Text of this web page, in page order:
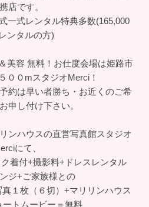
店です。
一式レンタル特典多数(165,000
ンタルの方)
美容 無料！お仕度会場は姫路市
００mスタジオMerci！
約は早い者勝ち・お近くのご希
申し付け下さい。
ンハウスの直営写真館スタジオ
にて、
着付+撮影料+ドレスレンタル
ジ+ご家族様との
１枚（６切）+マリリンハウス
ートムービー＝無料